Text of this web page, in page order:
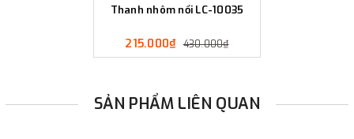
Thanh nhôm nổi LC-10035
215.000₫ 430.000₫
SẢN PHẨM LIÊN QUAN